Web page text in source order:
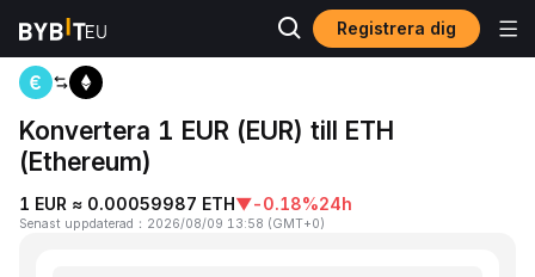
Registrera dig
Hem EUR to ETH
Konvertera 1 EUR (EUR) till ETH
(Ethereum)
1 EUR ≈ 0.00059987 ETH▼-0.18%24h
Senast uppdaterad ： 2026/08/09 13:58 (GMT+0)